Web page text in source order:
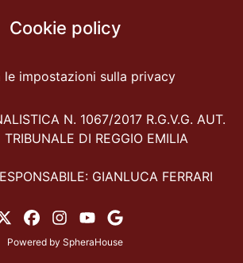
Cookie policy
le impostazioni sulla privacy
N. 1067/2017 R.G.V.G. AUT.
DI REGGIO EMILIA
GIANLUCA FERRARI
Powered by SpheraHouse